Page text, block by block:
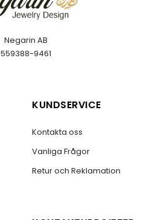
Negarin AB
559388-9461
KUNDSERVICE
Kontakta oss
Vanliga Frågor
Retur och Reklamation